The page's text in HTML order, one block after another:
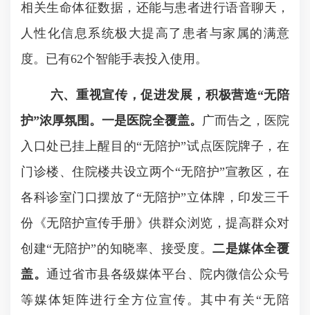
相关生命体征数据，还能与患者进行语音聊天，
人性化信息系统极大提高了患者与家属的满意
度。已有62个智能手表投入使用。
六、重视宣传，促进发展，积极营造“无陪
护”浓厚氛围。一是医院全覆盖。
广而告之，医院
入口处已挂上醒目的“无陪护”试点医院牌子，在
门诊楼、住院楼共设立两个“无陪护”宣教区，在
各科诊室门口摆放了“无陪护”立体牌，印发三千
份《无陪护宣传手册》供群众浏览，提高群众对
创建“无陪护”的知晓率、接受度。二是媒体全覆
盖。 通过省市县各级媒体平台、院内微信公众号
等媒体矩阵进行全方位宣传。其中有关“无陪